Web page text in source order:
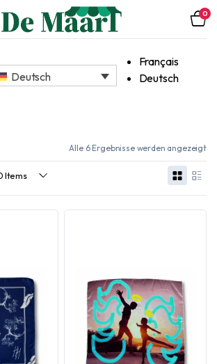
0
Deutsch
Français
Deutsch
Alle 6 Ergebnisse werden angezeigt